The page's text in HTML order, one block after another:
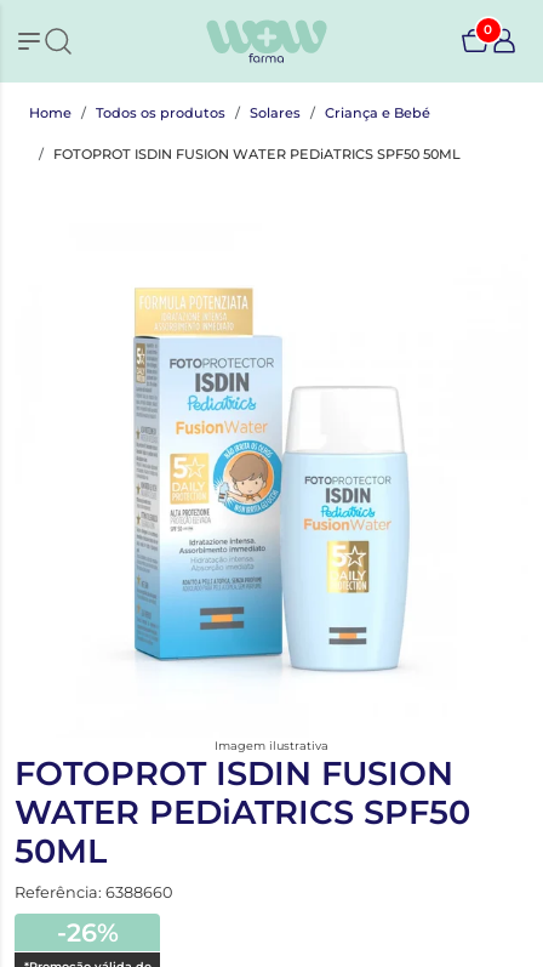
0
Home Todos os produtos Solares Criança e Bebé
FOTOPROT ISDIN FUSION WATER PEDiATRICS SPF50 50ML
Imagem ilustrativa
FOTOPROT ISDIN FUSION
WATER PEDiATRICS SPF50
50ML
Referência: 6388660
-26%